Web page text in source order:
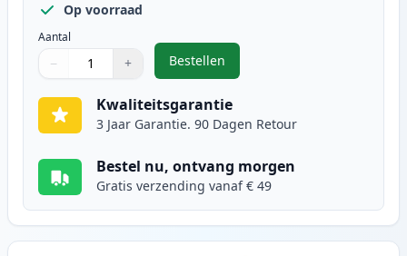
Op voorraad
Aantal
Gebruik de knoppen om aan te passen
− +
1
Bestellen
,2 stuks Canon PGI-35 & CLI-36
Kwaliteitsgarantie
3 Jaar Garantie. 90 Dagen Retour
Bestel nu, ontvang morgen
Gratis verzending vanaf € 49